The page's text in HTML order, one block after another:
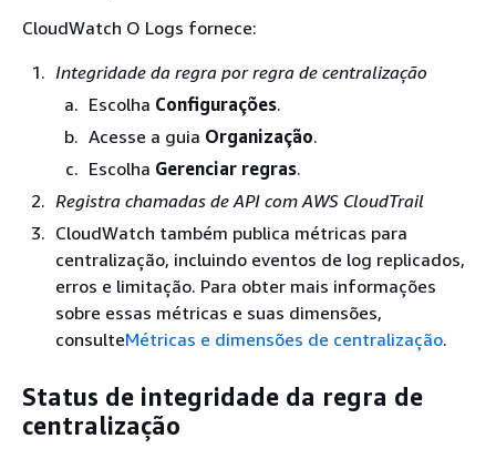
CloudWatch O Logs fornece:
Integridade da regra por regra de centralização
Escolha Configurações.
Acesse a guia Organização.
Escolha Gerenciar regras.
Registra chamadas de API com AWS CloudTrail
CloudWatch também publica métricas para
centralização, incluindo eventos de log replicados,
erros e limitação. Para obter mais informações
sobre essas métricas e suas dimensões,
consulteMétricas e dimensões de centralização.
Status de integridade da regra de
centralização